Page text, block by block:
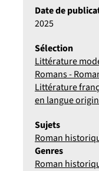
Date de
2025
Sélection
Littérature
Romans -
Littérature
en langue
Sujets
Roman
Genres
Roman